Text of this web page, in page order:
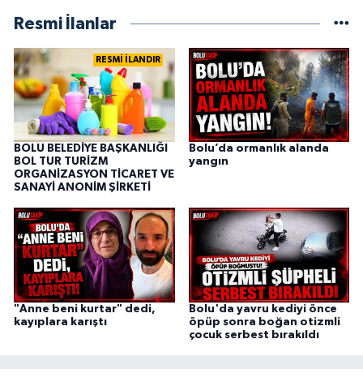
Resmi İlanlar
RESMİ İLANDIR
BOLU BELEDİYE BAŞKANLIĞI
BOL TUR TURİZM
ORGANİZASYON TİCARET VE
SANAYİ ANONİM ŞİRKETİ
Bolu’da ormanlık alanda
yangın
"Anne beni kurtar" dedi,
kayıplara karıştı
Bolu'da yavru kediyi önce
öpüp sonra boğan otizmli
çocuk serbest bırakıldı